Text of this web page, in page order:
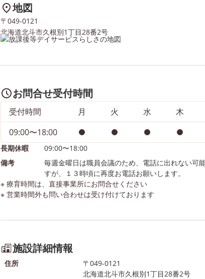
地図
〒049-0121
北海道北斗市久根別1丁目28番2号
お問合せ受付時間
受付時間 月 火 水 木
09:00〜18:00
長期休暇
09:00〜18:00
備考
毎週金曜日は職員会議のため、電話に出れない可
すが、１３時頃に再度お電話お願いします。
※ 療育時間は、直接事業所にお問合せください
※ 営業時間外も問い合わせは受け付けております
施設詳細情報
住所
〒049-0121
北海道北斗市久根別1丁目28番2号